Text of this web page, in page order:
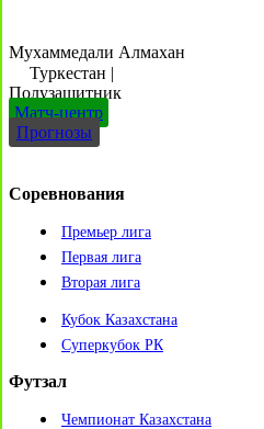
Мухаммедали Алмахан
Туркестан |
Полузащитник
Матч-центр
Прогнозы
Соревнования
Премьер лига
Первая лига
Вторая лига
Кубок Казахстана
Суперкубок РК
Футзал
Чемпионат Казахстана